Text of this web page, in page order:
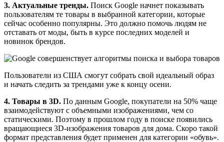
3. Актуальные тренды. Поиск Google начнет показывать
пользователям те товары в выбранной категории, которые
сейчас особенно популярны. Это должно помочь людям не
отставать от моды, быть в курсе последних моделей и
новинок брендов.
Пользователи из США смогут собрать свой идеальный образ
и начать следить за трендами уже к концу осени.
4. Товары в 3D. По данным Google, покупатели на 50% чаще
взаимодействуют с объемными изображениями, чем со
статическими. Поэтому в прошлом году в поиске появились
вращающиеся 3D-изображения товаров для дома. Скоро такой
формат представления будет применен для категории «обувь».